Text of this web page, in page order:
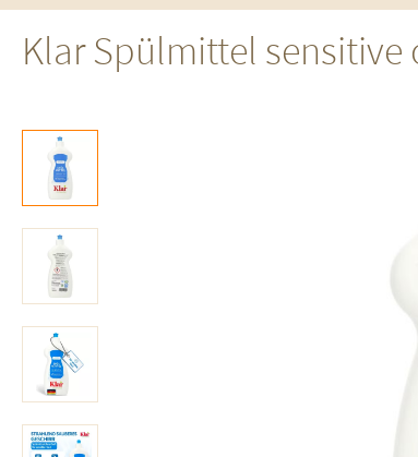
Klar Spülmittel sensitive